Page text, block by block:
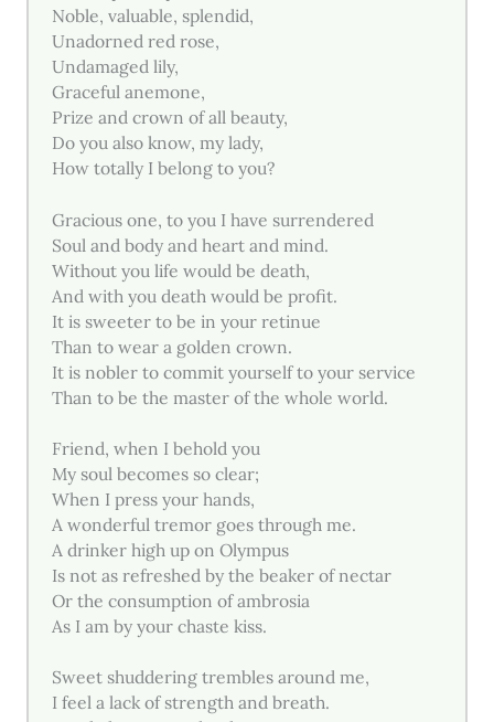
Noble, valuable, splendid,
Unadorned red rose,
Undamaged lily,
Graceful anemone,
Prize and crown of all beauty,
Do you also know, my lady,
How totally I belong to you?
Gracious one, to you I have surrendered
Soul and body and heart and mind.
Without you life would be death,
And with you death would be profit.
It is sweeter to be in your retinue
Than to wear a golden crown.
It is nobler to commit yourself to your service
Than to be the master of the whole world.
Friend, when I behold you
My soul becomes so clear;
When I press your hands,
A wonderful tremor goes through me.
A drinker high up on Olympus
Is not as refreshed by the beaker of nectar
Or the consumption of ambrosia
As I am by your chaste kiss.
Sweet shuddering trembles around me,
I feel a lack of strength and breath.